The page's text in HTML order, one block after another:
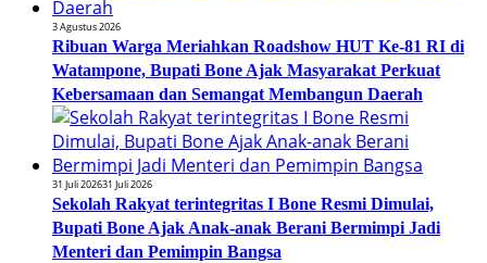
3 Agustus 2026
Ribuan Warga Meriahkan Roadshow HUT Ke-81 RI di
Watampone, Bupati Bone Ajak Masyarakat Perkuat
Kebersamaan dan Semangat Membangun Daerah
31 Juli 202631 Juli 2026
Sekolah Rakyat terintegritas I Bone Resmi Dimulai,
Bupati Bone Ajak Anak-anak Berani Bermimpi Jadi
Menteri dan Pemimpin Bangsa